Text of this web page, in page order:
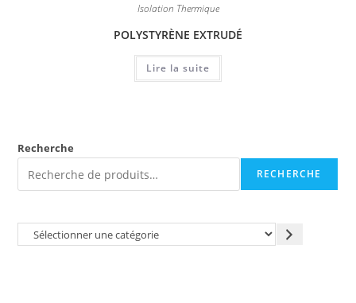
Isolation Thermique
POLYSTYRÈNE EXTRUDÉ
Lire la suite
Recherche
RECHERCHE